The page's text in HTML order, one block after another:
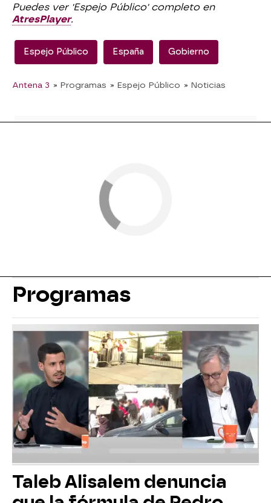
Puedes ver 'Espejo Público' completo en
AtresPlayer.
Espejo Público España Gobierno
Antena 3 » Programas » Espejo Público » Noticias
Programas
Taleb Alisalem denuncia